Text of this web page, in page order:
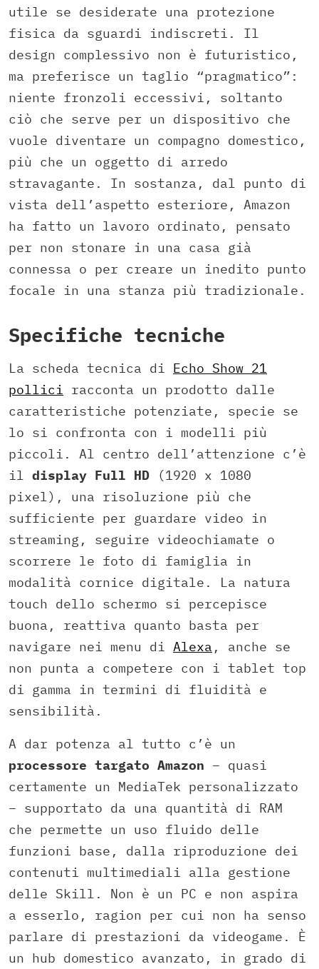
utile se desiderate una protezione
fisica da sguardi indiscreti. Il
design complessivo non è futuristico,
ma preferisce un taglio “pragmatico”:
niente fronzoli eccessivi, soltanto
ciò che serve per un dispositivo che
vuole diventare un compagno domestico,
più che un oggetto di arredo
stravagante. In sostanza, dal punto di
vista dell’aspetto esteriore, Amazon
ha fatto un lavoro ordinato, pensato
per non stonare in una casa già
connessa o per creare un inedito punto
focale in una stanza più tradizionale.
Specifiche tecniche
La scheda tecnica di Echo Show 21
pollici racconta un prodotto dalle
caratteristiche potenziate, specie se
lo si confronta con i modelli più
piccoli. Al centro dell’attenzione c’è
il display Full HD (1920 x 1080
pixel), una risoluzione più che
sufficiente per guardare video in
streaming, seguire videochiamate o
scorrere le foto di famiglia in
modalità cornice digitale. La natura
touch dello schermo si percepisce
buona, reattiva quanto basta per
navigare nei menu di Alexa , anche se
non punta a competere con i tablet top
di gamma in termini di fluidità e
sensibilità.
A dar potenza al tutto c’è un
processore targato Amazon – quasi
certamente un MediaTek personalizzato
– supportato da una quantità di RAM
che permette un uso fluido delle
funzioni base, dalla riproduzione dei
contenuti multimediali alla gestione
delle Skill. Non è un PC e non aspira
a esserlo, ragion per cui non ha senso
parlare di prestazioni da videogame. È
un hub domestico avanzato, in grado di